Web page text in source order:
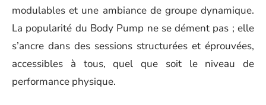
modulables et une ambiance de groupe dynamique.
La popularité du Body Pump ne se dément pas ; elle
s’ancre dans des sessions structurées et éprouvées,
accessibles à tous, quel que soit le niveau de
performance physique.